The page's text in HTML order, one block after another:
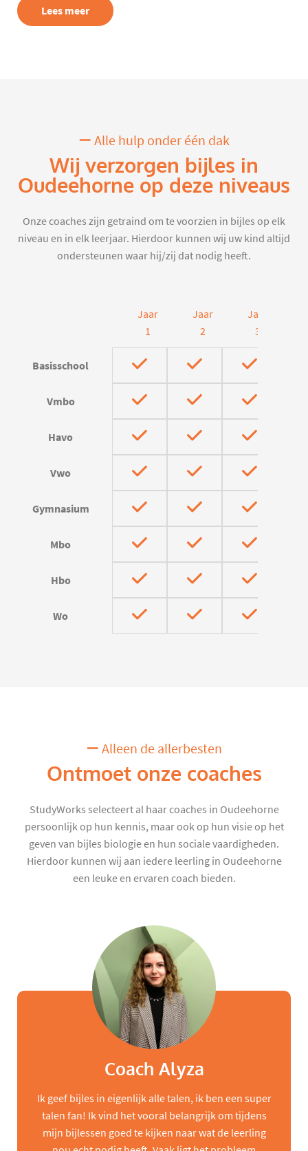
Lees meer
Alle hulp onder één dak
Wij verzorgen bijles in
Oudeehorne op deze niveaus
Onze coaches zijn getraind om te voorzien in bijles op elk
niveau en in elk leerjaar. Hierdoor kunnen wij uw kind altijd
ondersteunen waar hij/zij dat nodig heeft.
Jaar
1
Jaar
2
Jaar
3
Basisschool
Vmbo
Havo
Vwo
Gymnasium
Mbo
Hbo
Wo
Alleen de allerbesten
Ontmoet onze coaches
StudyWorks selecteert al haar coaches in Oudeehorne
persoonlijk op hun kennis, maar ook op hun visie op het
geven van bijles biologie en hun sociale vaardigheden.
Hierdoor kunnen wij aan iedere leerling in Oudeehorne
een leuke en ervaren coach bieden.
Coach Alyza
Ik geef bijles in eigenlijk alle talen, ik ben een super
talen fan! Ik vind het vooral belangrijk om tijdens
mijn bijlessen goed te kijken naar wat de leerling